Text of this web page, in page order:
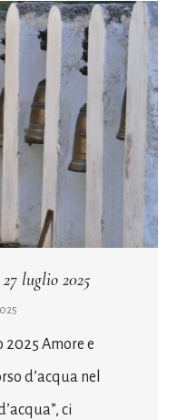
luglio 2025
2025 Amore e
d’acqua nel
ci